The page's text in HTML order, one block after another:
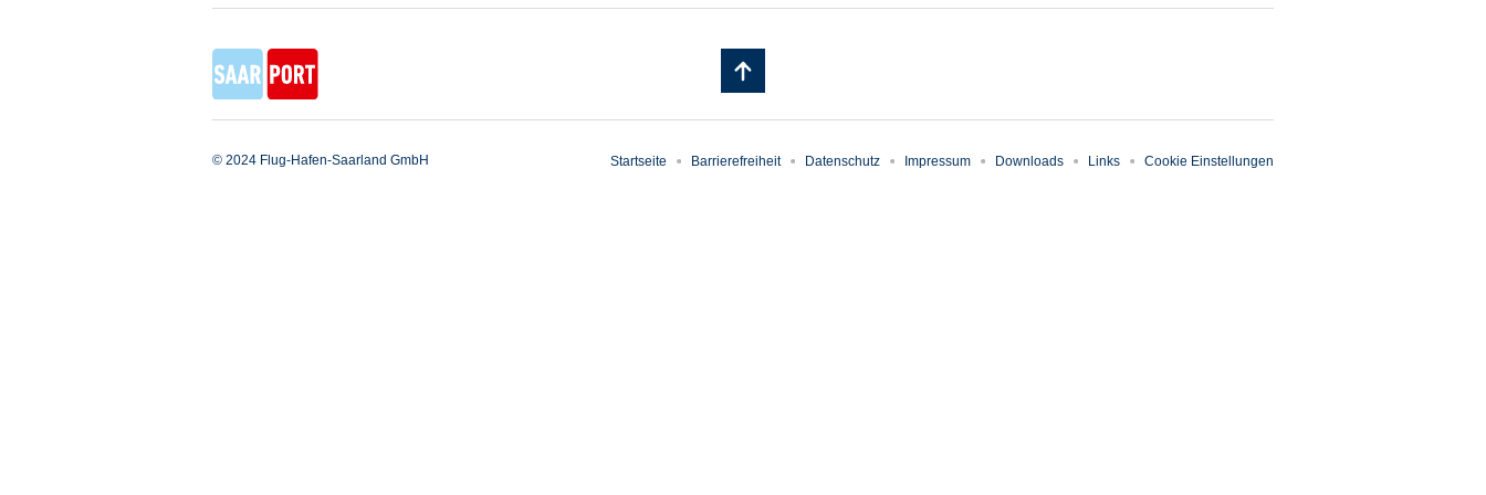
© 2024 Flug-Hafen-Saarland GmbH Startseite Barrierefreiheit Datenschutz Impressum Downloads Links Cookie Einstellungen